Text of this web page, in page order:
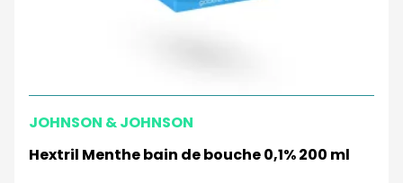
JOHNSON & JOHNSON
Hextril Menthe bain de bouche 0,1% 200 ml